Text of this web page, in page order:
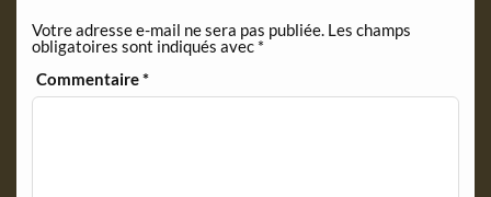
d
l
y
Votre adresse e-mail ne sera pas publiée. Les champs
obligatoires sont indiqués avec *
Commentaire*